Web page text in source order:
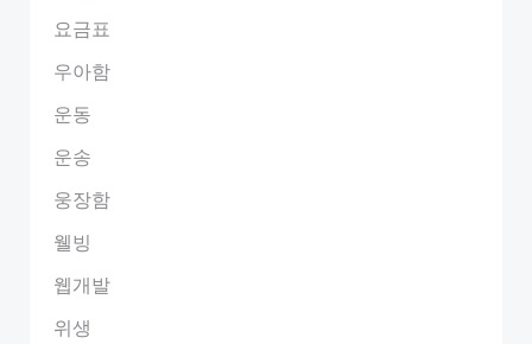
요금표
우아함
운동
운송
웅장함
웰빙
웹개발
위생